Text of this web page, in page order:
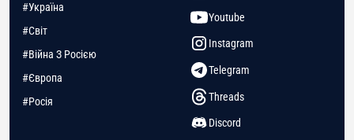
#Україна
#Світ
#Війна З Росією
#Європа
#Росія
Youtube
Instagram
Telegram
Threads
Discord